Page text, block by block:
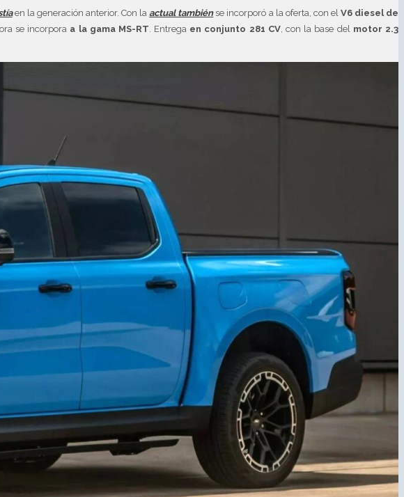
en la generación anterior. Con laactual tambiénse incorporó a la oferta, con el V6 diesel de
se incorpora a la gama MS-RT . Entrega en conjunto 281 CV, con la base del motor 2.3